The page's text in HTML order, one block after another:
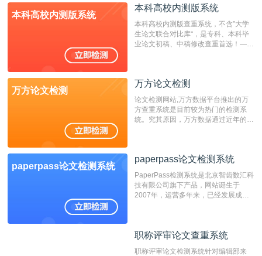
成时间作为发表日期。
本科高校内测版系统
本科高校内测版系统
本科高校内测版查重系统，不含”大学
生论文联合对比库“，是专科、本科毕
业论文初稿、中稿修改查重首选！——
万方论文检测
万方论文检测
论文检测网站,万方数据平台推出的万
方查重系统是目前较为热门的检测系
统。究其原因，万方数据通过近年的发
非。其次，相对于知网而言，万方检测
重的推荐系统。
paperpass论文检测系统
paperpass论文检测系统
PaperPass检测系统是北京智齿数汇科
技有限公司旗下产品，网站诞生于
2007年，运营多年来，已经发展成为
检测速度快、精度高，市场反映良好。
职称评审论文查重系统
职称评审论文检测系统针对编辑部来